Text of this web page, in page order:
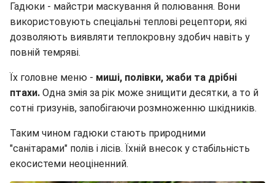
Гадюки - майстри маскування й полювання. Вони
використовують спеціальні теплові рецептори, які
дозволяють виявляти теплокровну здобич навіть у
повній темряві.
Їх головне меню - миші, полівки, жаби та дрібні
птахи. Одна змія за рік може знищити десятки, а то й
сотні гризунів, запобігаючи розмноженню шкідників.
Таким чином гадюки стають природними
"санітарами" полів і лісів. Їхній внесок у стабільність
екосистеми неоціненний.